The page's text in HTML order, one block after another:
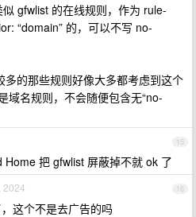
gfwlist 的在线规则，作为 rule-
“domain” 的，可以不写 no-
的那些规则好像大多都考虑到这个
域名规则，不会随便包含无“no-
15
把 gfwlist 屏蔽掉不就 ok 了
16
2024
这个不是去广告的吗